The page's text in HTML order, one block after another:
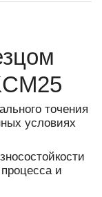
точения
условиях
и